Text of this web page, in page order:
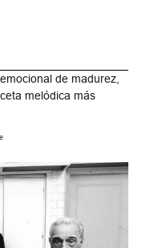
de madurez,
melódica más